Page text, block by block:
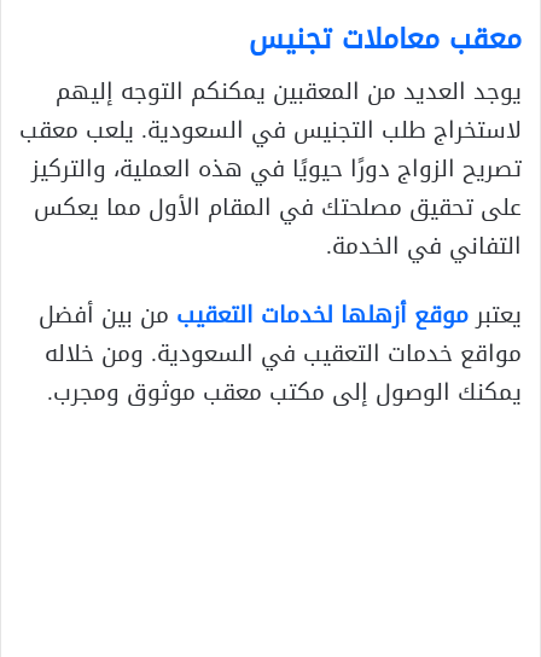
معقب معاملات تجنيس
يوجد العديد من المعقبين يمكنكم التوجه إليهم
لاستخراج طلب التجنيس في السعودية. يلعب معقب
تصريح الزواج دورًا حيويًا في هذه العملية، والتركيز
على تحقيق مصلحتك في المقام الأول مما يعكس
التفاني في الخدمة.
يعتبرموقع أزهلها لخدمات التعقيب من بين أفضل
مواقع خدمات التعقيب في السعودية. ومن خلاله
يمكنك الوصول إلى مكتب معقب موثوق ومجرب.